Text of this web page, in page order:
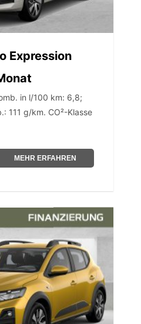
Expression
in l/100 km: 6,8;
111 g/km. CO²-Klasse
MEHR ERFAHREN